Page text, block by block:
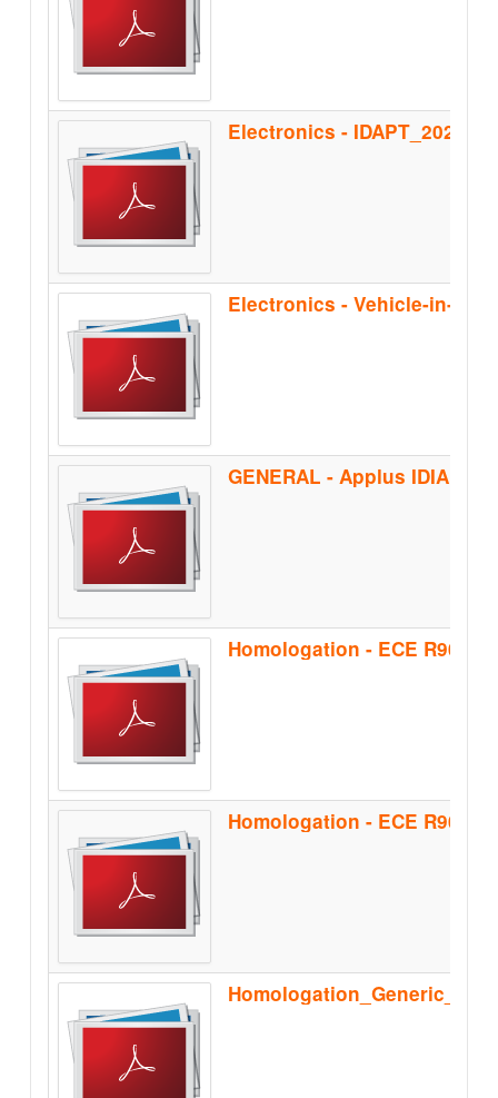
Electronics - IDAPT_2020
Electronics - Vehicle-in-
GENERAL - Applus
Homologation - ECE R90 -